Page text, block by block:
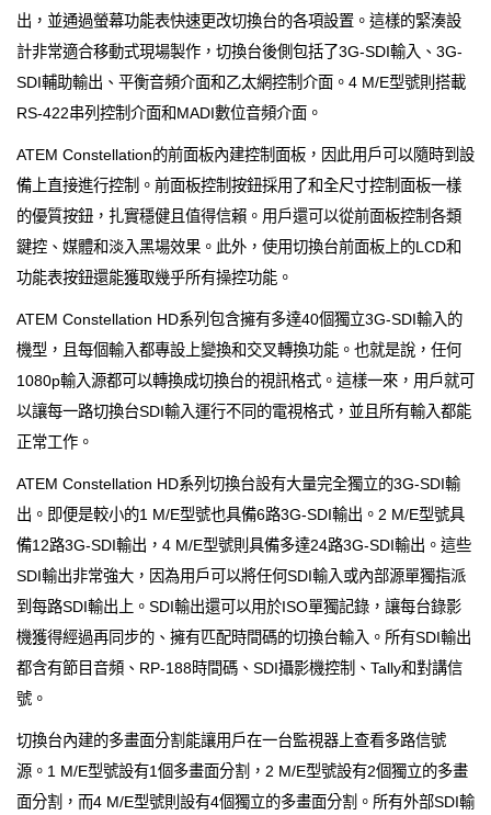
出，並通過螢幕功能表快速更改切換台的各項設置。這樣的緊湊設
計非常適合移動式現場製作，切換台後側包括了3G-SDI輸入、3G-
SDI輔助輸出、平衡音頻介面和乙太網控制介面。4 M/E型號則搭載
RS-422串列控制介面和MADI數位音頻介面。
ATEM Constellation的前面板內建控制面板，因此用戶可以隨時到設
備上直接進行控制。前面板控制按鈕採用了和全尺寸控制面板一樣
的優質按鈕，扎實穩健且值得信賴。用戶還可以從前面板控制各類
鍵控、媒體和淡入黑場效果。此外，使用切換台前面板上的LCD和
功能表按鈕還能獲取幾乎所有操控功能。
ATEM Constellation HD系列包含擁有多達40個獨立3G-SDI輸入的
機型，且每個輸入都專設上變換和交叉轉換功能。也就是說，任何
1080p輸入源都可以轉換成切換台的視訊格式。這樣一來，用戶就可
以讓每一路切換台SDI輸入運行不同的電視格式，並且所有輸入都能
正常工作。
ATEM Constellation HD系列切換台設有大量完全獨立的3G-SDI輸
出。即便是較小的1 M/E型號也具備6路3G-SDI輸出。2 M/E型號具
備12路3G-SDI輸出，4 M/E型號則具備多達24路3G-SDI輸出。這些
SDI輸出非常強大，因為用戶可以將任何SDI輸入或內部源單獨指派
到每路SDI輸出上。SDI輸出還可以用於ISO單獨記錄，讓每台錄影
機獲得經過再同步的、擁有匹配時間碼的切換台輸入。所有SDI輸出
都含有節目音頻、RP-188時間碼、SDI攝影機控制、Tally和對講信
號。
切換台內建的多畫面分割能讓用戶在一台監視器上查看多路信號
源。1 M/E型號設有1個多畫面分割，2 M/E型號設有2個獨立的多畫
面分割，而4 M/E型號則設有4個獨立的多畫面分割。所有外部SDI輸